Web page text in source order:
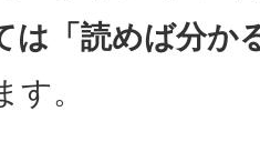
は「読めば分か
。